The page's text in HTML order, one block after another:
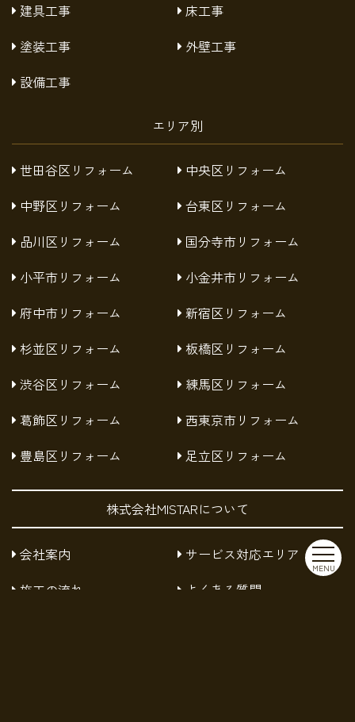
MENU
建具工事
床工事
塗装工事
外壁工事
設備工事
エリア別
世田谷区リフォーム
中央区リフォーム
中野区リフォーム
台東区リフォーム
品川区リフォーム
国分寺市リフォーム
小平市リフォーム
小金井市リフォーム
府中市リフォーム
新宿区リフォーム
杉並区リフォーム
板橋区リフォーム
渋谷区リフォーム
練馬区リフォーム
葛飾区リフォーム
西東京市リフォーム
豊島区リフォーム
足立区リフォーム
株式会社MISTARについて
会社案内
サービス対応エリア
施工の流れ
よくある質問